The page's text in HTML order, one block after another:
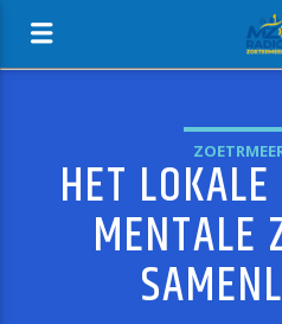
MZ-
HET
MENTALE